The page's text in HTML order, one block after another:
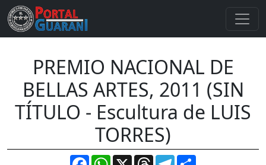
PREMIO NACIONAL DE
BELLAS ARTES, 2011 (SIN
TÍTULO - Escultura de LUIS
TORRES)
FacebookWhatsApp
X ThreadsTelegram